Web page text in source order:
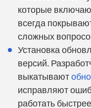
которые
всегда
сложных
Установка
версий.
выкатывают
исправляют
работать